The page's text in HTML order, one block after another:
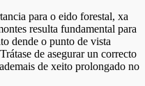
para o eido forestal, xa
resulta fundamental para
dende o punto de vista
de asegurar un correcto
de xeito prolongado no